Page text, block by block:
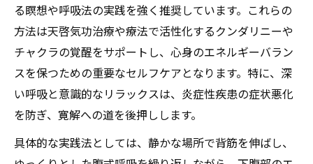
る瞑想や呼吸法の実践を強く推奨しています。これらの
方法は天啓気功治療や療法で活性化するクンダリニーや
チャクラの覚醒をサポートし、心身のエネルギーバラン
スを保つための重要なセルフケアとなります。特に、深
い呼吸と意識的なリラックスは、炎症性疾患の症状悪化
を防ぎ、寛解への道を後押しします。
具体的な実践法としては、静かな場所で背筋を伸ばし、